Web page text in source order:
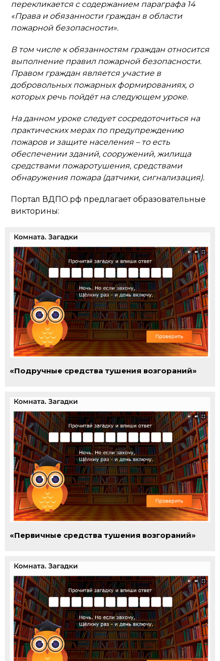
перекликается с содержанием параграфа 14
«Права и обязанности граждан в области
пожарной безопасности».
В том числе к обязанностям граждан относится
выполнение правил пожарной безопасности.
Правом граждан является участие в
добровольных пожарных формированиях, о
которых речь пойдёт на следующем уроке.
На данном уроке следует сосредоточиться на
практических мерах по предупреждению
пожаров и защите населения – то есть
обеспечении зданий, сооружений, жилища
средствами пожаротушения, средствами
обнаружения пожара (датчики, сигнализация).
Портал ВДПО.рф предлагает образовательные
викторины:
«Подручные средства тушения возгораний»
«Первичные средства тушения возгораний»